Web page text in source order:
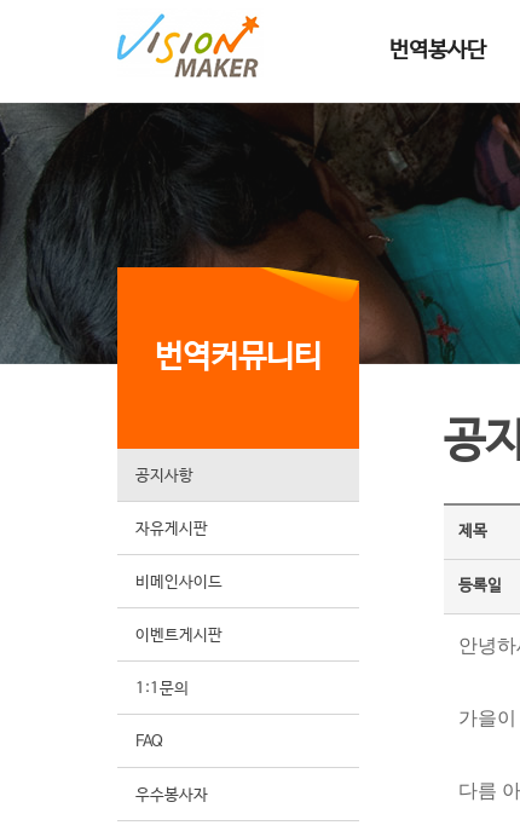
메인메뉴 건너뛰고 본문으로 이동
번역봉사단
번역커뮤니티
공지사항
자유게시판
비메인사이드
이벤트게시판
1:1문의
FAQ
우수봉사자
공
제목
등록일
안녕
가을
다름